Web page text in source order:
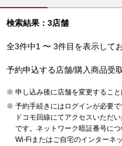
検索結果：3店舗
全3件中1 〜 3件目を表示して
予約申込する店舗/購入商品受
申し込み後に店舗を変更すること
予約手続きにはログインが必要で
ドコモ回線にてアクセスいただ
です。ネットワーク暗証番号につ
Wi-Fiまたはご自宅のインターネ